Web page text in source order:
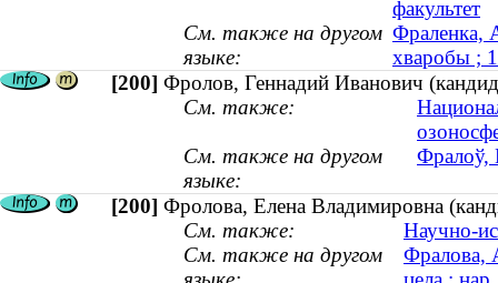
факультет
См. также на другом
языке:
Фраленка,
хваробы ;
[200] Фролов, Геннадий Иванович
См. также:
См. также на другом
языке:
Фралоў,
[200] Фролова, Елена Владимировна
См. также:
Научно-
См. также на другом
Фралова,